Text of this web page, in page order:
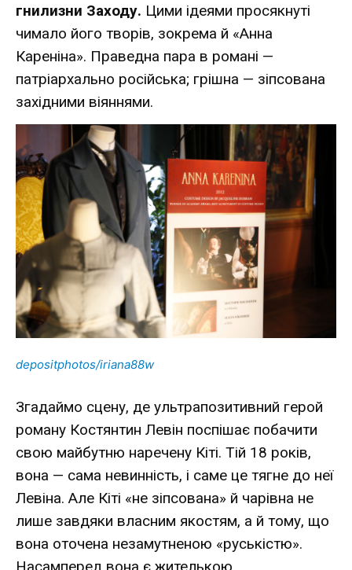
гнилизни Заходу. Цими ідеями просякнуті
чимало його творів, зокрема й «Анна
Кареніна». Праведна пара в романі —
патріархально російська; грішна — зіпсована
західними віяннями.
depositphotos/iriana88w
Згадаймо сцену, де ультрапозитивний герой
роману Костянтин Левін поспішає побачити
свою майбутню наречену Кіті. Тій 18 років,
вона — сама невинність, і саме це тягне до неї
Левіна. Але Кіті «не зіпсована» й чарівна не
лише завдяки власним якостям, а й тому, що
вона оточена незамутненою «руськістю».
Насамперед вона є жителькою